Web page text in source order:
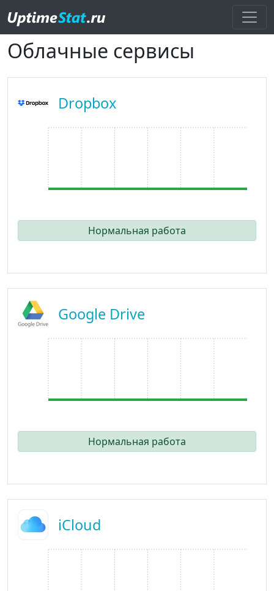
Облачные сервисы
Dropbox
Нормальная работа
Google Drive
Нормальная работа
iCloud